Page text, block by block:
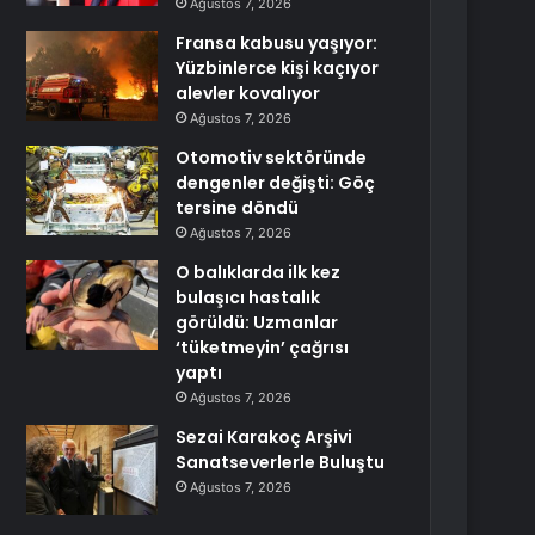
Ağustos 7, 2026
Fransa kabusu yaşıyor:
Yüzbinlerce kişi kaçıyor
alevler kovalıyor
Ağustos 7, 2026
Otomotiv sektöründe
dengenler değişti: Göç
tersine döndü
Ağustos 7, 2026
O balıklarda ilk kez
bulaşıcı hastalık
görüldü: Uzmanlar
‘tüketmeyin’ çağrısı
yaptı
Ağustos 7, 2026
Sezai Karakoç Arşivi
Sanatseverlerle Buluştu
Ağustos 7, 2026